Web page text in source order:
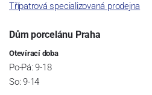
Třípatrová specializovaná prodejna
Dům porcelánu Praha
Otevírací doba
Po-Pá: 9-18
So: 9-14